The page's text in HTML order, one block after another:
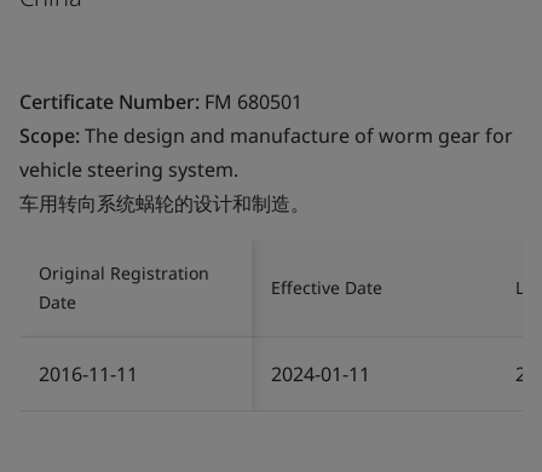
Certificate Number: FM 680501
Scope:The design and manufacture of worm gear for
vehicle steering system.
车用转向系统蜗轮的设计和制造。
Original Registration
Date
Effective Date
2016-11-11 2024-01-11